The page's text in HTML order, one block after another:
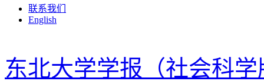
联系我们
English
东北大学学报（社会科学